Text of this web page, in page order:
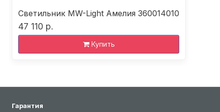
Светильник MW-Light Амелия 360014010
47 110 р.
Купить
Гарантия